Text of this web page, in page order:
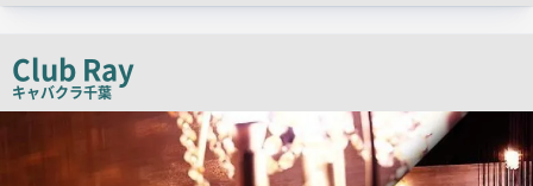
チ
ピ
ー
Club Ray
キャバクラ千葉